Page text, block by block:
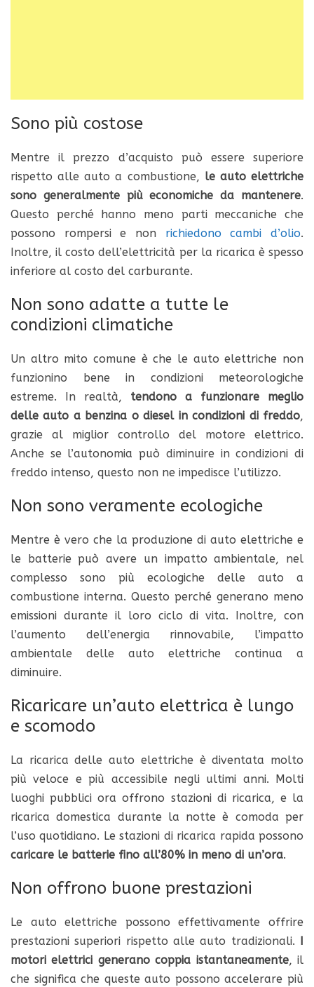
Sono più costose
Mentre il prezzo d’acquisto può essere superiore
rispetto alle auto a combustione, le auto elettriche
sono generalmente più economiche da mantenere.
Questo perché hanno meno parti meccaniche che
possono rompersi e non richiedono cambi d’olio.
Inoltre, il costo dell’elettricità per la ricarica è spesso
inferiore al costo del carburante.
Non sono adatte a tutte le
condizioni climatiche
Un altro mito comune è che le auto elettriche non
funzionino bene in condizioni meteorologiche
estreme. In realtà, tendono a funzionare meglio
delle auto a benzina o diesel in condizioni di freddo,
grazie al miglior controllo del motore elettrico.
Anche se l’autonomia può diminuire in condizioni di
freddo intenso, questo non ne impedisce l’utilizzo.
Non sono veramente ecologiche
Mentre è vero che la produzione di auto elettriche e
le batterie può avere un impatto ambientale, nel
complesso sono più ecologiche delle auto a
combustione interna. Questo perché generano meno
emissioni durante il loro ciclo di vita. Inoltre, con
l’aumento dell’energia rinnovabile, l’impatto
ambientale delle auto elettriche continua a
diminuire.
Ricaricare un’auto elettrica è lungo
e scomodo
La ricarica delle auto elettriche è diventata molto
più veloce e più accessibile negli ultimi anni. Molti
luoghi pubblici ora offrono stazioni di ricarica, e la
ricarica domestica durante la notte è comoda per
l’uso quotidiano. Le stazioni di ricarica rapida possono
caricare le batterie fino all’80% in meno di un’ora.
Non offrono buone prestazioni
Le auto elettriche possono effettivamente offrire
prestazioni superiori rispetto alle auto tradizionali. I
motori elettrici generano coppia istantaneamente, il
che significa che queste auto possono accelerare più